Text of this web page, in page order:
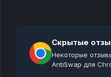
Скрытые
Некоторые
AntiSwap для